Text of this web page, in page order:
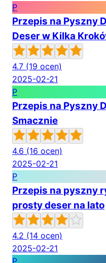
P
Przepis na Pyszny
Deser w Kilka
4.7 (19 ocen)
2025-02-21
P
Przepis na Pyszny
Smacznie
4.6 (16 ocen)
2025-02-21
P
Przepis na pyszny
prosty deser na lato
4.2 (14 ocen)
2025-02-21
P